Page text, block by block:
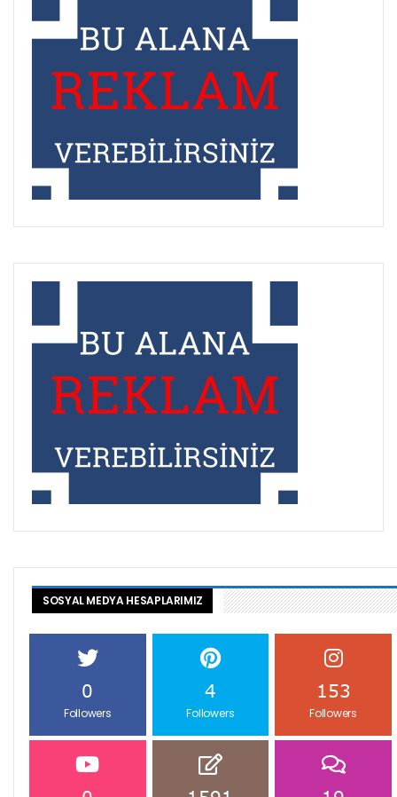
SOSYAL MEDYA HESAPLARIMIZ
0
Followers
4
Followers
153
Followers